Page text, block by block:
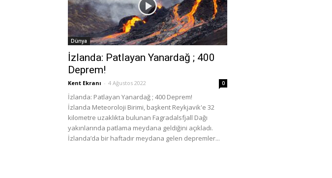
Dünya
İzlanda: Patlayan Yanardağ ; 400
Deprem!
Kent Ekranı - 4 Ağustos 2022 0
İzlanda: Patlayan Yanardağ ; 400 Deprem!
İzlanda Meteoroloji Birimi, başkent Reykjavik'e 32
kilometre uzaklıkta bulunan Fagradalsfjall Dağı
yakınlarında patlama meydana geldiğini açıkladı.
İzlanda’da bir haftadır meydana gelen depremler...